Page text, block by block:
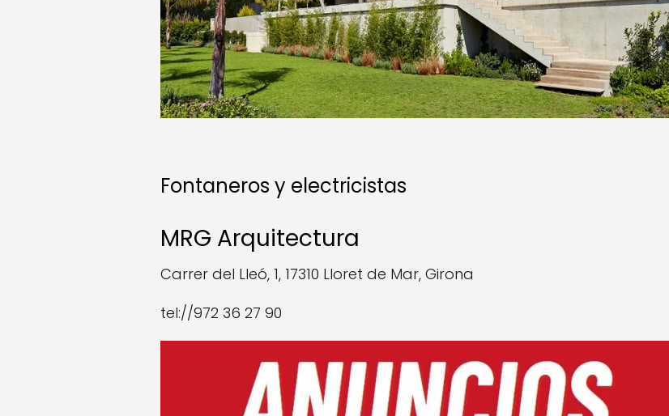
Fontaneros y electricistas
MRG Arquitectura
Carrer del Lleó, 1, 17310 Lloret de Mar, Girona
tel://972 36 27 90